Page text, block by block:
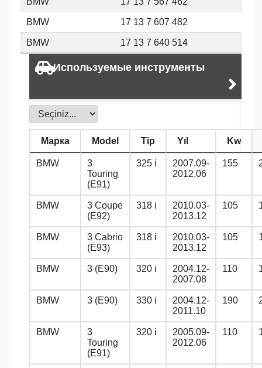
BMW 17 13 7 607 482
BMW 17 13 7 640 514
Используемые инструменты
Марка Model Tip Yıl Kw
BMW
3
Touring
(E91)
325 i
2007.09-
2012.06
155
BMW
3 Coupe
(E92)
318 i
2010.03-
2013.12
105
BMW
3 Cabrio
(E93)
318 i
2010.03-
2013.12
105
BMW 3 (E90) 320 i
2004.12-
2007.08
110
BMW 3 (E90) 330 i
2004.12-
2011.10
190
BMW
3
Touring
(E91)
320 i
2005.09-
2012.06
110